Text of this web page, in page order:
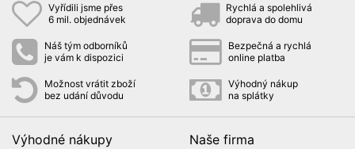
Vyřídili jsme přes
6 mil. objednávek
Rychlá a spolehlivá
doprava do domu
Náš tým odborníků
je vám k dispozici
Bezpečná a rychlá
online platba
Možnost vrátit zboží
bez udání důvodu
Výhodný nákup
na splátky
Výhodné nákupy Naše firma